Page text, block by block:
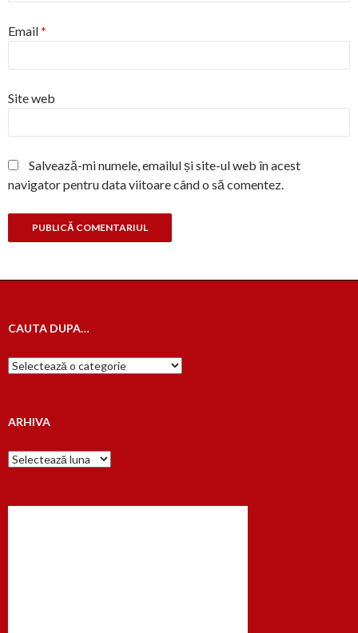
Email*
Site web
Salvează-mi numele, emailul și site-ul web în acest
navigator pentru data viitoare când o să comentez.
CAUTA DUPA…
Cauta
dupa…
ARHIVA
Arhiva